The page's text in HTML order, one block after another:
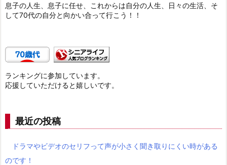
息子の人生、息子に任せ、これからは自分の人生、日々の生活、そ
して70代の自分と向かい合って行こう！！
ランキングに参加しています。
応援していただけると嬉しいです。
最近の投稿
ドラマやビデオのセリフって声が小さく聞き取りにくい時がある
のです！